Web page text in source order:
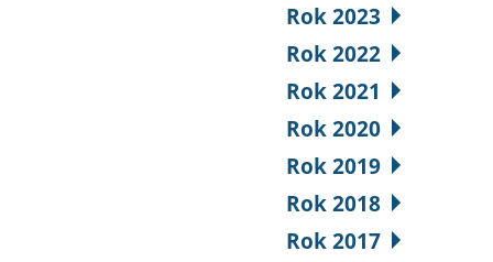
Rok 2023
Rok 2022
Rok 2021
Rok 2020
Rok 2019
Rok 2018
Rok 2017